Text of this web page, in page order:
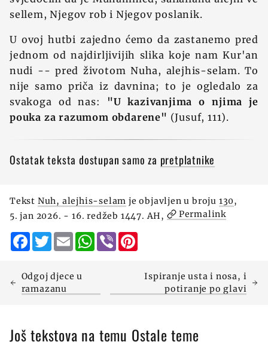
sellem, Njegov rob i Njegov poslanik.
U ovoj hutbi zajedno ćemo da zastanemo pred
jednom od najdirljivijih slika koje nam Kur'an
nudi -- pred životom Nuha, alejhis-selam. To
nije samo priča iz davnina; to je ogledalo za
svakoga od nas: "U kazivanjima o njima je
pouka za razumom obdarene" (Jusuf, 111).
Ostatak teksta dostupan samo za pretplatnike
Tekst Nuh, alejhis-selam je objavljen u broju 130,
5. jan 2026. - 16. redžeb 1447. AH,
Permalink
Facebook
TwitterEmailWhatsApp
Viber
Odgoj djece u
ramazanu
Ispiranje usta i nosa, i
potiranje po glavi
Još tekstova na temu Ostale teme